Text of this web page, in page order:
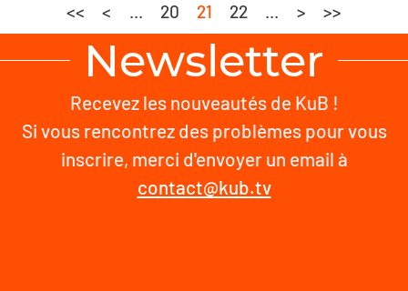
<< < ... 20 21 22 ... > >>
Newsletter
Recevez les nouveautés de KuB !
Si vous rencontrez des problèmes pour vous
inscrire, merci d'envoyer un email à
contact@kub.tv